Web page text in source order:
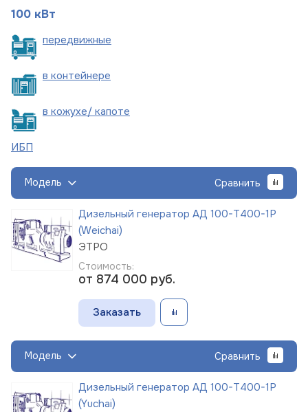
100 кВт
передвижные
в контейнере
в кожухе/ капоте
ИБП
Модель Сравнить
Дизельный генератор АД 100-Т400-1Р
(Weichai)
ЭТРО
Стоимость:
от 874 000 руб.
Заказать
Модель Сравнить
Дизельный генератор АД 100-Т400-1Р
(Yuchai)